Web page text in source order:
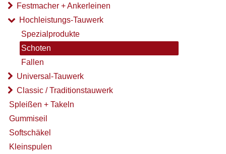
Festmacher + Ankerleinen
Hochleistungs-Tauwerk
Spezialprodukte
Schoten
Fallen
Universal-Tauwerk
Classic / Traditionstauwerk
Spleißen + Takeln
Gummiseil
Softschäkel
Kleinspulen